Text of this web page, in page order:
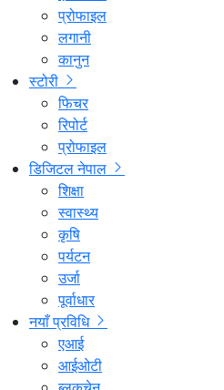
प्रोफाइल
लगानी
कानुन
स्टोरी
फिचर
रिपोर्ट
प्रोफाइल
डिजिटल नेपाल
शिक्षा
स्वास्थ्य
कृषि
पर्यटन
उर्जा
पूर्वाधार
नयाँ प्रविधि
एआई
आईओटी